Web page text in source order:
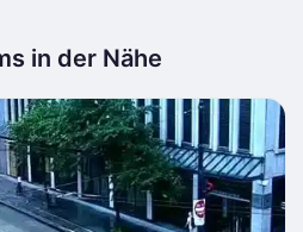
in der Nähe